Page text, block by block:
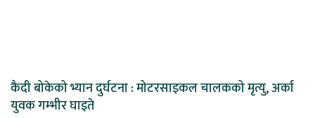
कैदी बोकेको भ्यान दुर्घटना : मोटरसाइकल चालकको मृत्यु, अर्का
युवक गम्भीर घाइते